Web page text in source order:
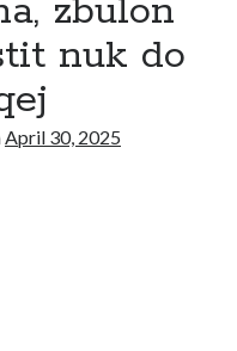
zbulon
nuk do
April 30, 2025